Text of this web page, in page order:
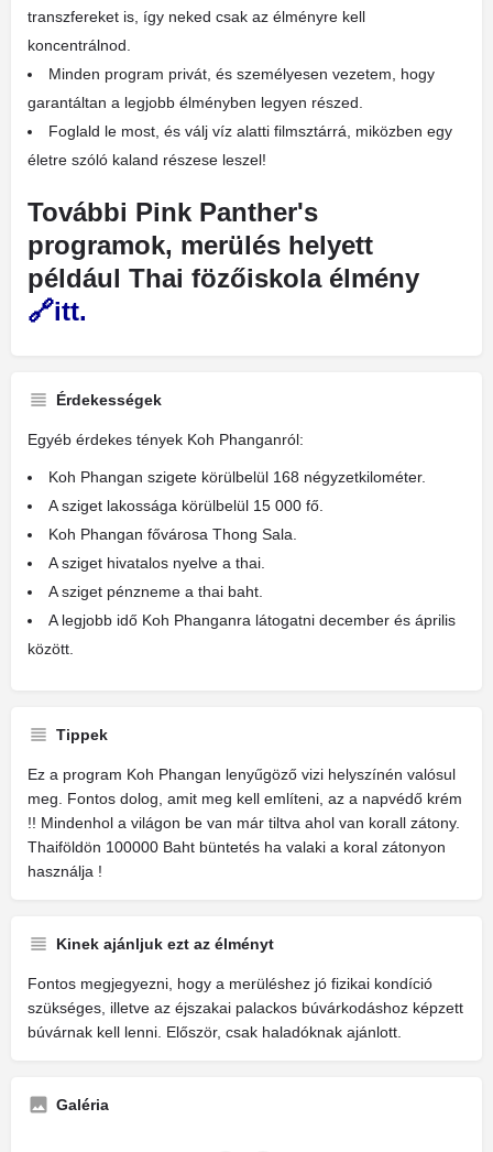
transzfereket is, így neked csak az élményre kell
koncentrálnod.
Minden program privát, és személyesen vezetem, hogy
garantáltan a legjobb élményben legyen részed.
Foglald le most, és válj víz alatti filmsztárrá, miközben egy
életre szóló kaland részese leszel!
További Pink Panther's
programok, merülés helyett
például Thai fözőiskola élmény
itt.
Érdekességek
Egyéb érdekes tények Koh Phanganról:
Koh Phangan szigete körülbelül 168 négyzetkilométer.
A sziget lakossága körülbelül 15 000 fő.
Koh Phangan fővárosa Thong Sala.
A sziget hivatalos nyelve a thai.
A sziget pénzneme a thai baht.
A legjobb idő Koh Phanganra látogatni december és április
között.
Tippek
Ez a program Koh Phangan lenyűgöző vizi helyszínén valósul
meg. Fontos dolog, amit meg kell említeni, az a napvédő krém
!! Mindenhol a világon be van már tiltva ahol van korall zátony.
Thaiföldön 100000 Baht büntetés ha valaki a koral zátonyon
használja !
Kinek ajánljuk ezt az élményt
Fontos megjegyezni, hogy a merüléshez jó fizikai kondíció
szükséges, illetve az éjszakai palackos búvárkodáshoz képzett
búvárnak kell lenni. Először, csak haladóknak ajánlott.
Galéria